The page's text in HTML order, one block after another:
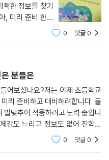
확한 정보를 찾기
, 미리 준비 한다
,그 이후의 삶에
0 댓글0
분들은
어보셨나요?저는 이제 초등학교
리 준비하고 대비하려합니다. 둘
맞추어 적응하려고 노력 중입니
감도 느리고 정보도 없어 진학에
·중·고 진로 연계교육 AI 진로 진
0 댓글0